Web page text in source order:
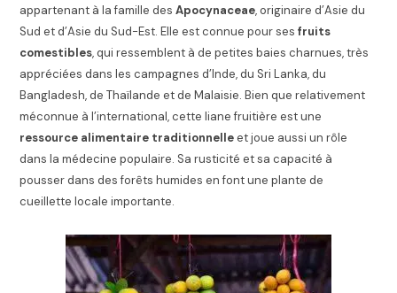
appartenant à la famille desApocynaceae, originaire d’Asie du
Sud et d’Asie du Sud-Est. Elle est connue pour sesfruits
comestibles, qui ressemblent à de petites baies charnues, très
appréciées dans les campagnes d’Inde, du Sri Lanka, du
Bangladesh, de Thaïlande et de Malaisie. Bien que relativement
méconnue à l’international, cette liane fruitière est une
ressource alimentaire traditionnelleet joue aussi un rôle
dans la médecine populaire. Sa rusticité et sa capacité à
pousser dans des forêts humides en font une plante de
cueillette locale importante.